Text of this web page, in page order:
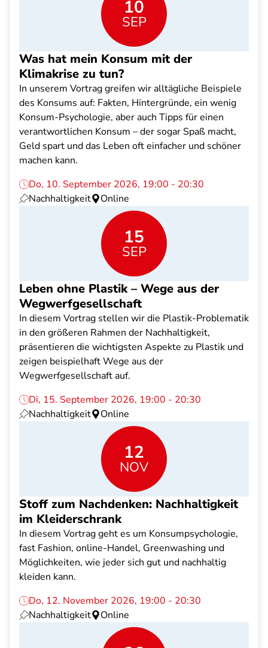
10
SEP
Was hat mein Konsum mit der
Klimakrise zu tun?
In unserem Vortrag greifen wir alltägliche Beispiele
des Konsums auf: Fakten, Hintergründe, ein wenig
Konsum-Psychologie, aber auch Tipps für einen
verantwortlichen Konsum – der sogar Spaß macht,
Geld spart und das Leben oft einfacher und schöner
machen kann.
Do, 10. September 2026, 19:00 - 20:30
Nachhaltigkeit
Online
15
SEP
Leben ohne Plastik – Wege aus der
Wegwerfgesellschaft
In diesem Vortrag stellen wir die Plastik-Problematik
in den größeren Rahmen der Nachhaltigkeit,
präsentieren die wichtigsten Aspekte zu Plastik und
zeigen beispielhaft Wege aus der
Wegwerfgesellschaft auf.
Di, 15. September 2026, 19:00 - 20:30
Nachhaltigkeit
Online
12
NOV
Stoff zum Nachdenken: Nachhaltigkeit
im Kleiderschrank
In diesem Vortrag geht es um Konsumpsychologie,
fast Fashion, online-Handel, Greenwashing und
Möglichkeiten, wie jeder sich gut und nachhaltig
kleiden kann.
Do, 12. November 2026, 19:00 - 20:30
Nachhaltigkeit
Online